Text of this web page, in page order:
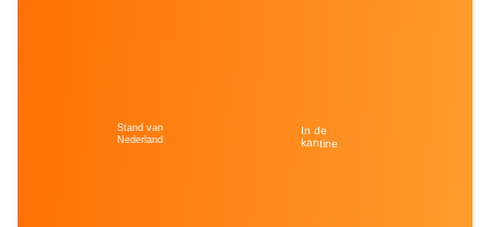
Stand van
Nederland
In de
kantine